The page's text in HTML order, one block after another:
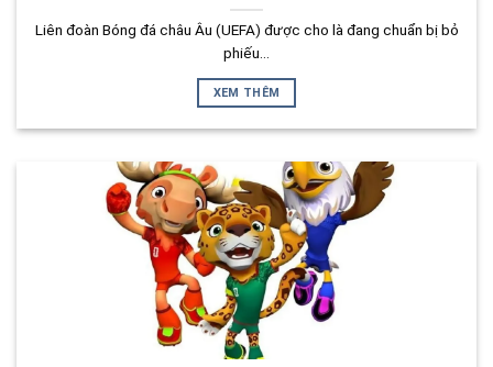
Liên đoàn Bóng đá châu Âu (UEFA) được cho là đang chuẩn bị bỏ
phiếu...
XEM THÊM